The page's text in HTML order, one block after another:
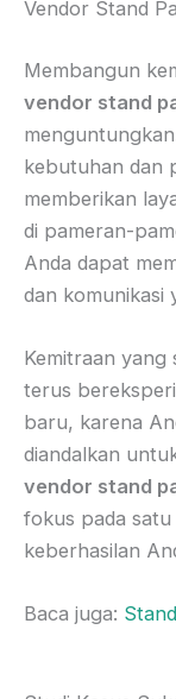
Vendor Stand
Membangun
vendor stand
kebutuhan dan
memberikan
di pameran-
Anda dapat
dan komunikasi
Kemitraan yang
terus
baru, karena
diandalkan
vendor stand
fokus pada
keberhasilan
Baca juga: